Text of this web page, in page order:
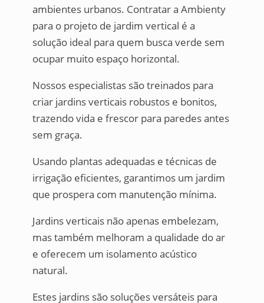
ambientes urbanos. Contratar a Ambienty
para o projeto de jardim vertical é a
solução ideal para quem busca verde sem
ocupar muito espaço horizontal.
Nossos especialistas são treinados para
criar jardins verticais robustos e bonitos,
trazendo vida e frescor para paredes antes
sem graça.
Usando plantas adequadas e técnicas de
irrigação eficientes, garantimos um jardim
que prospera com manutenção mínima.
Jardins verticais não apenas embelezam,
mas também melhoram a qualidade do ar
e oferecem um isolamento acústico
natural.
Estes jardins são soluções versáteis para